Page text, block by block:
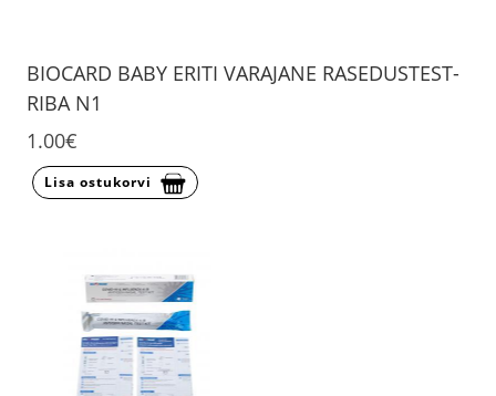
BIOCARD BABY ERITI VARAJANE RASEDUSTEST-
RIBA N1
1.00€
Lisa ostukorvi